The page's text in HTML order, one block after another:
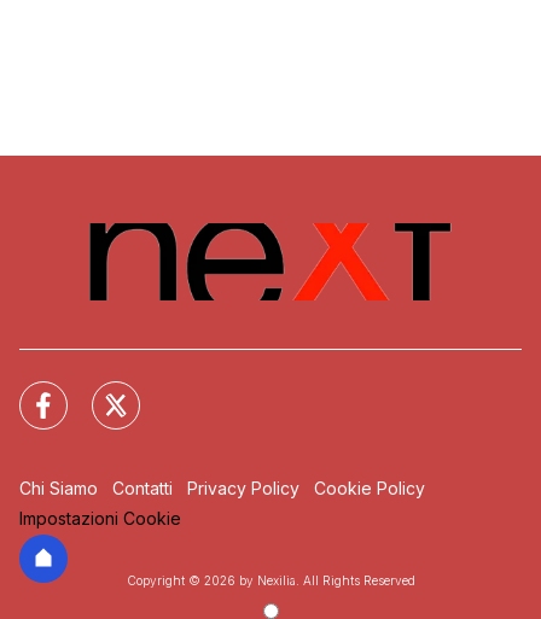
Chi Siamo Contatti Privacy Policy
Cookie Policy
Impostazioni Cookie
Copyright © 2026 by Nexilia. All Rights Reserved